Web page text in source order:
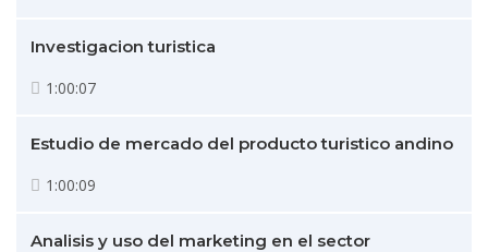
Investigacion turistica
1:00:07
Estudio de mercado del producto turistico andino
1:00:09
Analisis y uso del marketing en el sector